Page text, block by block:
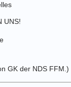
UNS!
GK der NDS FFM.)